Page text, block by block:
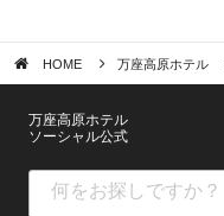
HOME 万座高原ホテル
万座高原ホテル
ソーシャル公式